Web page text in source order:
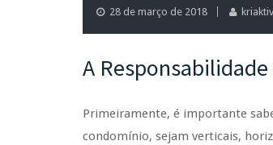
28 de março de 2018 kriaktiv
A
Primeiramente, é importante
condomínio, sejam verticais,